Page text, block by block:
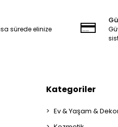
sürede elinize
Kategoriler
Ev & Yaşam &